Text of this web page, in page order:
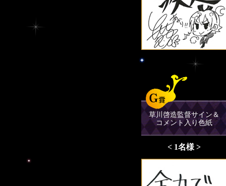
草川啓造監督サイン＆
コメント入り色紙
< 1名様 >